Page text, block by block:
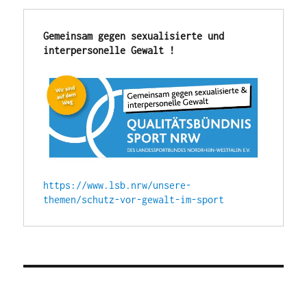
Gemeinsam gegen sexualisierte und
interpersonelle Gewalt !
https://www.lsb.nrw/unsere-
themen/schutz-vor-gewalt-im-sport